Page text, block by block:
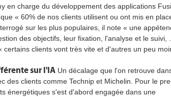
en charge du développement des applications
« 60% de nos clients utilisent ou ont mis en
sur les plus populaires, il note « une
des objectifs, leur fixation, l'analyse et le suivi,
certains clients vont très vite et d'autres un peu
sur l'IA Un décalage que l'on retrouve
des clients comme Technip et Michelin. Pour le
énergétiques s'est d'abord engagée dans une